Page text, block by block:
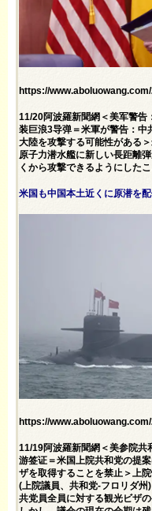
https://
11/20阿波羅新聞網＜美军警告
装巨浪3导弹＝米軍が警告：中
大陸を攻撃する可能性がある
原子力潜水艦に新しい長距離
くから攻撃できるようにした
米国も中国本土近くに原潜を
https://
11/19阿波羅新聞網＜美参院共
游签证＝米国上院共和党の提
ザを取得することを禁止＞上
(上院議員、共和党-フロリダ
共党員全員に対する観光ビザ